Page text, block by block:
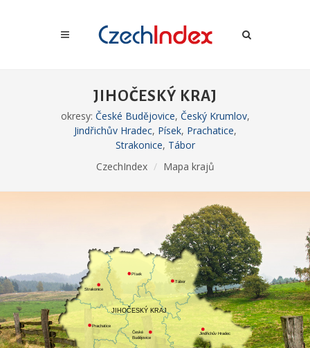
JIHOČESKÝ KRAJ
okresy: České Budějovice, Český Krumlov,
Jindřichův Hradec, Písek, Prachatice,
Strakonice, Tábor
CzechIndex
Mapa krajů
Strakonice
Písek
Tábor
Prachatice
České
Budějovice
Jindřichův Hradec
JIHOČESKÝ KRAJ